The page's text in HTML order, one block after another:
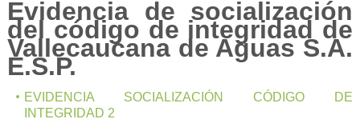
Evidencia de socialización
del código de integridad de
Vallecaucana de Aguas S.A.
E.S.P.
EVIDENCIA SOCIALIZACIÓN CÓDIGO DE
INTEGRIDAD 2